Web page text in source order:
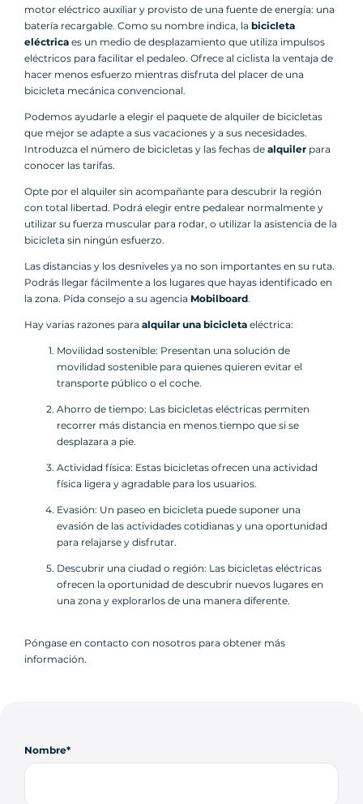
motor eléctrico auxiliar y provisto de una fuente de energía: una
batería recargable. Como su nombre indica, la bicicleta
eléctrica es un medio de desplazamiento que utiliza impulsos
eléctricos para facilitar el pedaleo. Ofrece al ciclista la ventaja de
hacer menos esfuerzo mientras disfruta del placer de una
bicicleta mecánica convencional.
Podemos ayudarle a elegir el paquete de alquiler de bicicletas
que mejor se adapte a sus vacaciones y a sus necesidades.
Introduzca el número de bicicletas y las fechas de alquiler para
conocer las tarifas.
Opte por el alquiler sin acompañante para descubrir la región
con total libertad. Podrá elegir entre pedalear normalmente y
utilizar su fuerza muscular para rodar, o utilizar la asistencia de la
bicicleta sin ningún esfuerzo.
Las distancias y los desniveles ya no son importantes en su ruta.
Podrás llegar fácilmente a los lugares que hayas identificado en
la zona. Pida consejo a su agencia Mobilboard.
Hay varias razones para alquilar una bicicleta eléctrica:
Movilidad sostenible: Presentan una solución de
movilidad sostenible para quienes quieren evitar el
transporte público o el coche.
Ahorro de tiempo: Las bicicletas eléctricas permiten
recorrer más distancia en menos tiempo que si se
desplazara a pie.
Actividad física: Estas bicicletas ofrecen una actividad
física ligera y agradable para los usuarios.
Evasión: Un paseo en bicicleta puede suponer una
evasión de las actividades cotidianas y una oportunidad
para relajarse y disfrutar.
Descubrir una ciudad o región: Las bicicletas eléctricas
ofrecen la oportunidad de descubrir nuevos lugares en
una zona y explorarlos de una manera diferente.
Póngase en contacto con nosotros para obtener más
información.
Nombre